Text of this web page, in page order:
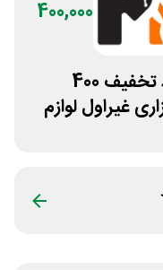
400,000
کد تخفیف 400
غیراول لوازم